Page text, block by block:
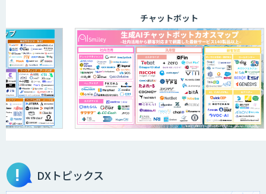
チャットボット
DXトピックス